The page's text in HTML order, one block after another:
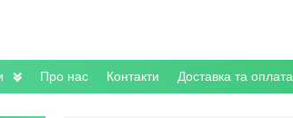
Про нас Контакти Доставка та оплата